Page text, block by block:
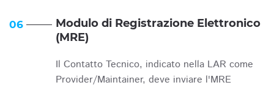
06
Modulo di Registrazione Elettronico
(MRE)
Il Contatto Tecnico, indicato nella LAR come
Provider/Maintainer, deve inviare l'MRE